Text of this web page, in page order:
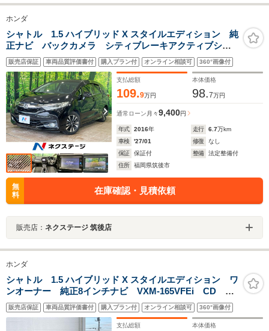
ホンダ
シャトル 1.5 ハイブリッド X スタイルエディション 純
正ナビ バックカメラ シティブレーキアクティブシス
テム 禁煙車 スマートキー LEDヘッド ビルトイン
ETC クルコン 純正15インチアルミ オートライト
オートエアコン Bluetooth DVD
販売店保証 車両品質評価書付 購入プラン付 オンライン相談可 360°画像付
支払総額
109.9万円
本体価格
98.7万円
通常ローン 月々9,400円
年式 2016年 走行 6.7万km
車検
'27/01 修復
なし
保証
保証付 整備
法定整備付
住所
福岡県筑後市
無
料
在庫確認・見積依頼
販売店： ネクステージ 筑後店
ホンダ
シャトル 1.5 ハイブリッド X スタイルエディション ワ
ンオーナー 純正8インチナビ VXM-165VFEi CD
DVD フルセグTV バックカメラ ETC ハーフレザー
シート スマートキー クルーズコントロール フロア
マット ハロゲンヘッドライト
販売店保証 車両品質評価書付 購入プラン付 オンライン相談可 360°画像付
支払総額 本体価格